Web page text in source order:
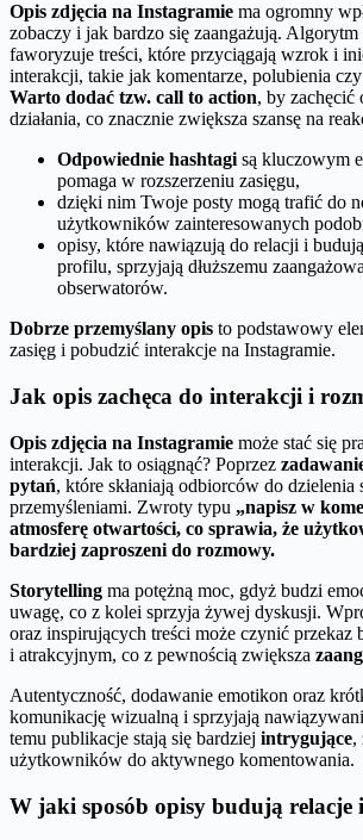
Opis zdjęcia na Instagramie ma ogromny
zobaczy i jak bardzo się zaangażują.
faworyzuje treści, które przyciągają wzrok i
interakcji, takie jak komentarze, polubienia
Warto dodać tzw. call to action, by zachęcić
działania, co znacznie zwiększa szansę na
Odpowiednie hashtagisą kluczowym
pomaga w rozszerzeniu zasięgu,
dzięki nim Twoje posty mogą trafić do
użytkowników zainteresowanych
opisy, które nawiązują do relacji i
profilu, sprzyjają dłuższemu
obserwatorów.
Dobrze przemyślany opis to podstawowy
zasięg i pobudzić interakcje na Instagramie.
Jak opis zachęca do interakcji i
Opis zdjęcia na Instagramie może stać się
interakcji. Jak to osiągnąć? Poprzez
pytań, które skłaniają odbiorców do dzielenia
przemyśleniami. Zwroty typu „napisz w
atmosferę otwartości, co sprawia, że
bardziej zaproszeni do rozmowy.
Storytelling ma potężną moc, gdyż budzi
uwagę, co z kolei sprzyja żywej dyskusji.
oraz inspirujących treści może czynić przekaz
i atrakcyjnym, co z pewnością zwiększa
Autentyczność, dodawanie emotikon oraz
komunikację wizualną i sprzyjają
temu publikacje stają się bardziej intrygujące,
użytkowników do aktywnego komentowania.
W jaki sposób opisy budują relacje i